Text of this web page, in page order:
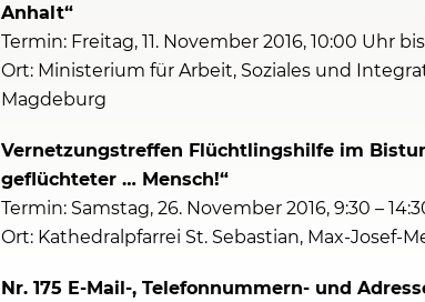
Anhalt“
Termin: Freitag, 11. November 2016, 10:00 Uhr
Ort: Ministerium für Arbeit, Soziales und
Magdeburg
Vernetzungstreffen Flüchtlingshilfe im
geflüchteter … Mensch!“
Termin: Samstag, 26. November 2016, 9:30 –
Ort: Kathedralpfarrei St. Sebastian, Max-Josef-
Nr. 175 E-Mail-, Telefonnummern- und